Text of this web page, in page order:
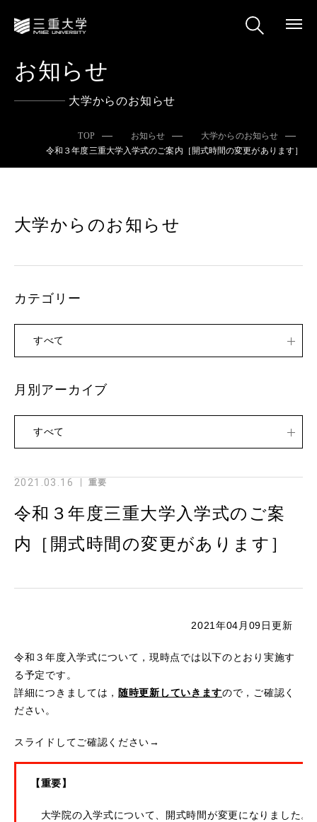
お知らせ
大学からのお知らせ
TOP お知らせ
大学からのお知らせ
令和３年度三重大学入学式のご案内［開式時間の変更があります］
2021.03.16 重要
令和３年度三重大学入学式のご案
内［開式時間の変更があります］
2021年04月09日更新
令和３年度入学式について，現時点では以下のとおり実施す
る予定です。
詳細につきましては， 随時更新していきますので，ご確認く
ださい。
スライドしてご確認ください→
【重要】
大学院の入学式について、開式時間が変更になりました。
大学からのお知らせ
カテゴリー
すべて
月別アーカイブ
すべて